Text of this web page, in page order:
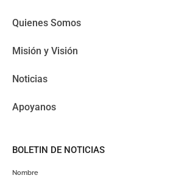
Quienes Somos
Misión y Visión
Noticias
Apoyanos
BOLETIN DE NOTICIAS
Nombre